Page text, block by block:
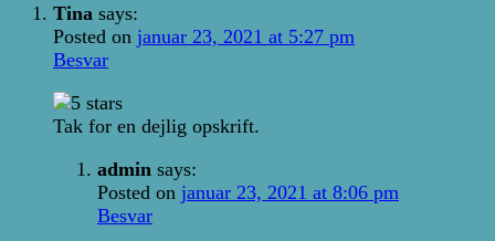
Tina says:
Posted on januar 23, 2021 at 5:27 pm
Besvar
Tak for en dejlig opskrift.
admin says:
Posted on januar 23, 2021 at 8:06 pm
Besvar